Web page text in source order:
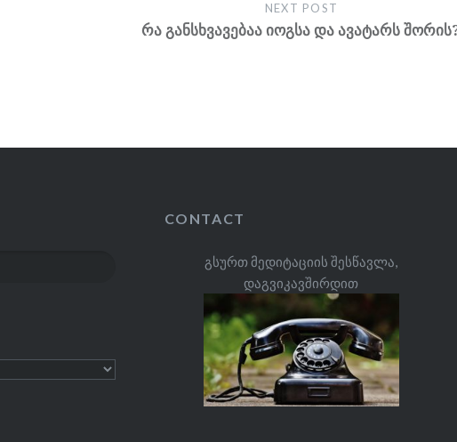
NEXT POST
რა განსხვავებაა იოგსა და ავატარს
CONTACT
გსურთ მედიტაციის შესწავლა,
დაგვიკავშირდით